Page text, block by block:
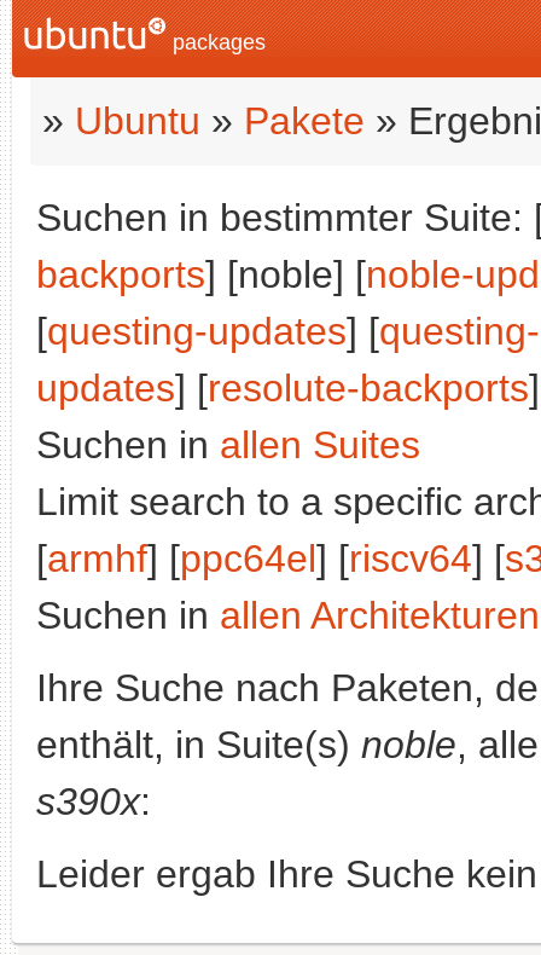
packages
» Ubuntu » Pakete »
Suchen in bestimmter Suite:
backports] [noble] [noble-
[questing-updates] [
updates] [resolute-backports
Suchen in allen Suites
Limit search to a specific
[armhf] [ppc64el] [riscv64] [
Suchen in allen Architekturen
Ihre Suche nach Paketen,
enthält, in Suite(s) noble,
s390x:
Leider ergab Ihre Suche